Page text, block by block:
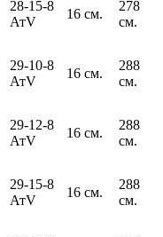
28-15-8
АтV
16 см.
278
см.
29-10-8
АтV
16 см.
288
см.
29-12-8
АтV
16 см.
288
см.
29-15-8
АтV
16 см.
288
см.